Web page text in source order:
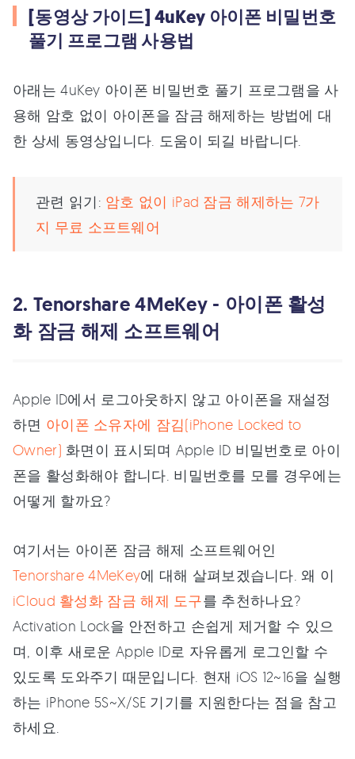
[동영상 가이드] 4uKey 아이폰 비밀번호
풀기 프로그램 사용법
아래는 4uKey 아이폰 비밀번호 풀기 프로그램을 사
용해 암호 없이 아이폰을 잠금 해제하는 방법에 대
한 상세 동영상입니다. 도움이 되길 바랍니다.
관련 읽기: 암호 없이 iPad 잠금 해제하는 7가
지 무료 소프트웨어
2. Tenorshare 4MeKey - 아이폰 활성
화 잠금 해제 소프트웨어
Apple ID에서 로그아웃하지 않고 아이폰을 재설정
하면 아이폰 소유자에 잠김(iPhone Locked to
Owner) 화면이 표시되며 Apple ID 비밀번호로 아이
폰을 활성화해야 합니다. 비밀번호를 모를 경우에는
어떻게 할까요?
여기서는 아이폰 잠금 해제 소프트웨어인
Tenorshare 4MeKey에 대해 살펴보겠습니다. 왜 이
iCloud 활성화 잠금 해제 도구를 추천하나요?
Activation Lock을 안전하고 손쉽게 제거할 수 있으
며, 이후 새로운 Apple ID로 자유롭게 로그인할 수
있도록 도와주기 때문입니다. 현재 iOS 12~16을 실행
하는 iPhone 5S~X/SE 기기를 지원한다는 점을 참고
하세요.